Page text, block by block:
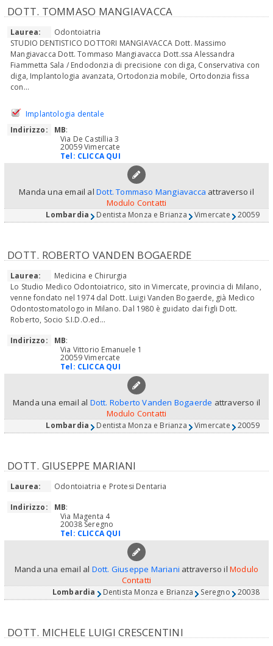
DOTT. TOMMASO MANGIAVACCA
Laurea:
Odontoiatria
STUDIO DENTISTICO DOTTORI MANGIAVACCA Dott. Massimo
Mangiavacca Dott. Tommaso Mangiavacca Dott.ssa Alessandra
Fiammetta Sala / Endodonzia di precisione con diga, Conservativa con
diga, Implantologia avanzata, Ortodonzia mobile, Ortodonzia fissa
con...
Implantologia dentale
Indirizzo:
MB:
Via De Castillia 3
20059 Vimercate
Tel: CLICCA QUI
Manda una email alDott. Tommaso Mangiavacca attraverso il
Modulo Contatti
Lombardia Dentista Monza e Brianza Vimercate 20059
DOTT. ROBERTO VANDEN BOGAERDE
Laurea:
Medicina e Chirurgia
Lo Studio Medico Odontoiatrico, sito in Vimercate, provincia di Milano,
venne fondato nel 1974 dal Dott. Luigi Vanden Bogaerde, già Medico
Odontostomatologo in Milano. Dal 1980 è guidato dai figli Dott.
Roberto, Socio S.I.D.O.ed...
Indirizzo:
MB:
Via Vittorio Emanuele 1
20059 Vimercate
Tel: CLICCA QUI
Manda una email al Dott. Roberto Vanden Bogaerde attraverso il
Modulo Contatti
Lombardia Dentista Monza e Brianza Vimercate 20059
DOTT. GIUSEPPE MARIANI
Laurea:
Odontoiatria e Protesi Dentaria
Indirizzo:
MB:
Via Magenta 4
20038 Seregno
Tel: CLICCA QUI
Manda una email al Dott. Giuseppe Mariani attraverso il Modulo
Contatti
Lombardia Dentista Monza e Brianza Seregno 20038
DOTT. MICHELE LUIGI CRESCENTINI